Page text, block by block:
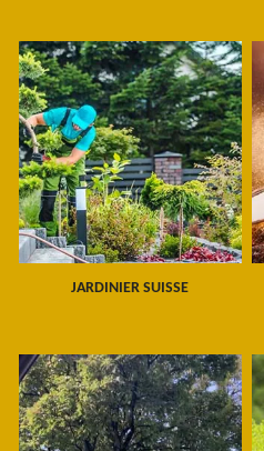
JARDINIER SUISSE